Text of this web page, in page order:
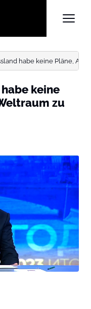
habe keine Pläne,
keine
zu